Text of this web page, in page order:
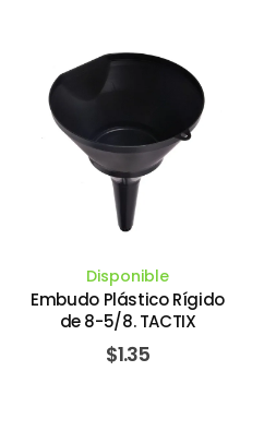
Disponible
Embudo Plástico Rígido
de 8-5/8. TACTIX
$1.35